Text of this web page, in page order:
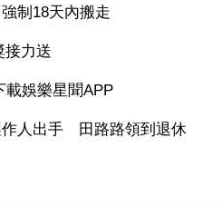
制18天內搬走
力送
載娛樂星聞APP
作人出手 田路路領到退休